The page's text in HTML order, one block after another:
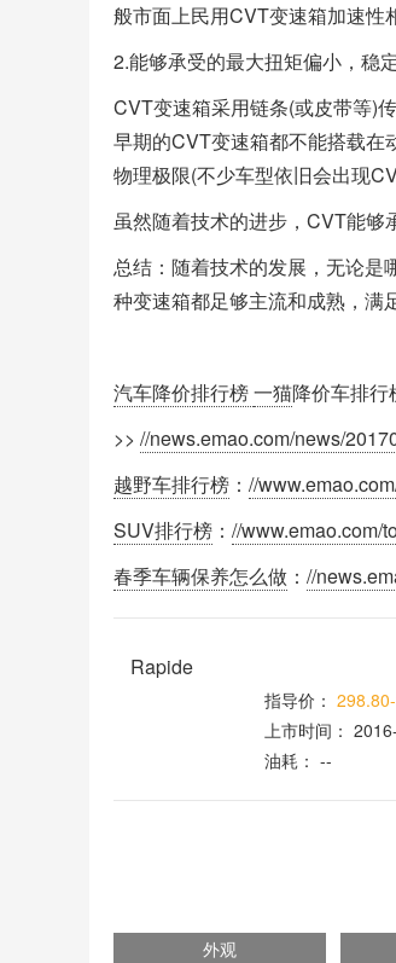
般市面上民用CVT变速箱加速性
2.能够承受的最大扭矩偏小，稳
CVT变速箱采用链条(或皮带等)
早期的CVT变速箱都不能搭载在
物理极限(不少车型依旧会出现
虽然随着技术的进步，CVT能够
总结：随着技术的发展，无论是
种变速箱都足够主流和成熟，满
汽车降价排行榜一猫降价车排行
>> //news.emao.com/news/
越野车排行榜 ： //
SUV排行榜 ： //www.emao.com/
春季车辆保养怎么做 ： //
Rapide
指导价：
上市时间：
油耗： --
外观